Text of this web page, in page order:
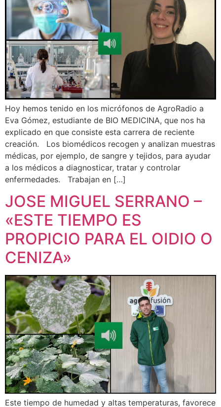
Hoy hemos tenido en los micrófonos de AgroRadio a
Eva Gómez, estudiante de BIO MEDICINA, que nos ha
explicado en que consiste esta carrera de reciente
creación. Los biomédicos recogen y analizan muestras
médicas, por ejemplo, de sangre y tejidos, para ayudar
a los médicos a diagnosticar, tratar y controlar
enfermedades. Trabajan en […]
JOSE MIGUEL SERRANO –
«ESTE TIEMPO ES
PROPICIO PARA EL OIDIO O
CENIZA»
Este tiempo de humedad y altas temperaturas, favorece